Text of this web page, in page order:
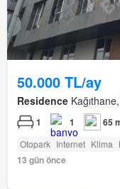
50.000 TL/ay
Residence
1 1 65
Otopark Internet Klima
13 gün önce